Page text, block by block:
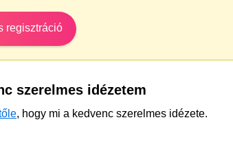
regisztráció
szerelmes idézetem
, hogy mi a kedvenc szerelmes idézete.